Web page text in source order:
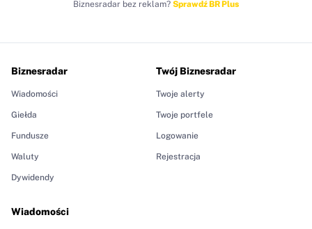
Biznesradar bez reklam? Sprawdź BR Plus
Biznesradar
Wiadomości
Giełda
Fundusze
Waluty
Dywidendy
Wiadomości
Twój Biznesradar
Twoje alerty
Twoje portfele
Logowanie
Rejestracja